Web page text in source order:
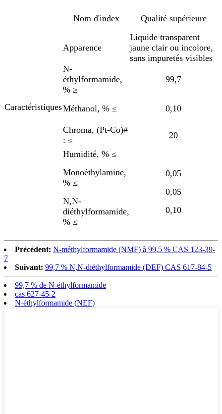
Caractéristiques
Nom d'index Qualité supérieure
Apparence
Liquide transparent
jaune clair ou incolore,
sans impuretés visibles
N-
éthylformamide,
% ≥
99,7
Méthanol, % ≤ 0,10
Chroma, (Pt-Co)#
: ≤
20
Humidité, % ≤
Monoéthylamine,
% ≤
N,N-
diéthylformamide,
% ≤
0,05
0,05
0,10
Précédent: N-méthylformamide (NMF) à 99,5 % CAS 123-39-
7
Suivant: 99,7 % N,N-diéthylformamide (DEF) CAS 617-84-5
99,7 % de N-éthylformamide
cas 627-45-2
N-éthylformamide (NEF)